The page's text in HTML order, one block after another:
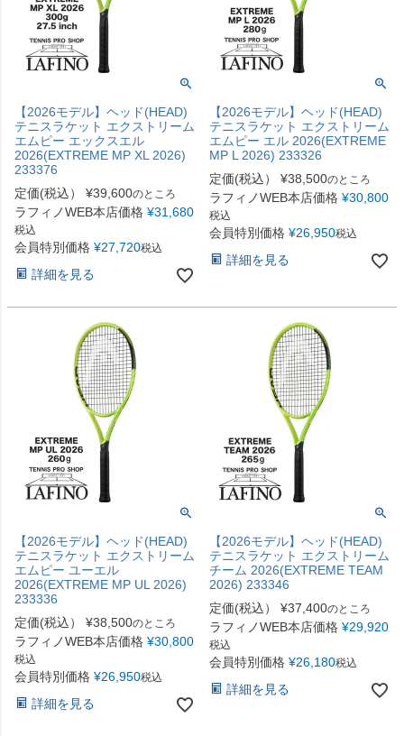
【2026モデル】ヘッド(HEAD)
テニスラケット エクストリーム
エムピー エックスエル
2026(EXTREME MP XL 2026)
233376
定価(税込）
¥39,600のところ
ラフィノWEB本店価格 ¥31,680
税込
会員特別価格 ¥27,720税込
詳細を見る
【2026モデル】ヘッド(HEAD)
テニスラケット エクストリーム
エムピー エル 2026(EXTREME
MP L 2026) 233326
定価(税込）
¥38,500のところ
ラフィノWEB本店価格 ¥30,800
税込
会員特別価格 ¥26,950税込
詳細を見る
【2026モデル】ヘッド(HEAD)
テニスラケット エクストリーム
エムピー ユーエル
2026(EXTREME MP UL 2026)
233336
定価(税込）
¥38,500のところ
ラフィノWEB本店価格 ¥30,800
税込
会員特別価格 ¥26,950税込
詳細を見る
【2026モデル】ヘッド(HEAD)
テニスラケット エクストリーム
チーム 2026(EXTREME TEAM
2026) 233346
定価(税込）
¥37,400のところ
ラフィノWEB本店価格 ¥29,920
税込
会員特別価格 ¥26,180税込
詳細を見る